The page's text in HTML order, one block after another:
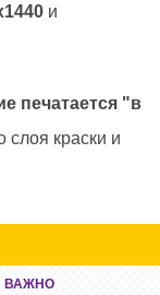
и
печатается "в
слоя краски и
ВАЖНО